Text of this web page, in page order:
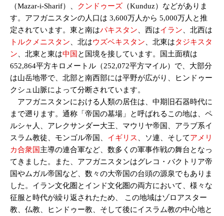
（Mazar-i-Sharif）、 クンドゥーズ （Kunduz）などがありま
す。アフガニスタンの人口は 3,600万人から 5,000万人と推
定されています。東と南はパキスタン 、西はイラン 、北西は
トルクメニスタン 、北はウズベキスタン 、北東はタジキスタ
ン 、北東と東は中国 と国境を接しています。国土面積は
652,864平方キロメートル（252,072平方マイル）で、大部分
は山岳地帯で、北部と南西部には平野が広がり、ヒンドゥー
クシュ山脈によって分断されています。
アフガニスタンにおける人類の居住は、中期旧石器時代に
まで遡ります。通称「帝国の墓場」と呼ばれるこの地は、ペ
ルシャ人、アレクサンダー大王、マウリヤ帝国、アラブ系イ
スラム教徒、モンゴル帝国、 イギリス 、ソ連、そしてアメリ
カ合衆国 主導の連合軍など、数多くの軍事作戦の舞台となっ
てきました。また、アフガニスタンはグレコ・バクトリア帝
国やムガル帝国など、数々の大帝国の台頭の源泉でもありま
した。イラン文化圏とインド文化圏の両方において、様々な
征服と時代が繰り返されたため、 この地域はゾロアスター
教、仏教、ヒンドゥー教、そして後にイスラム教の中心地と